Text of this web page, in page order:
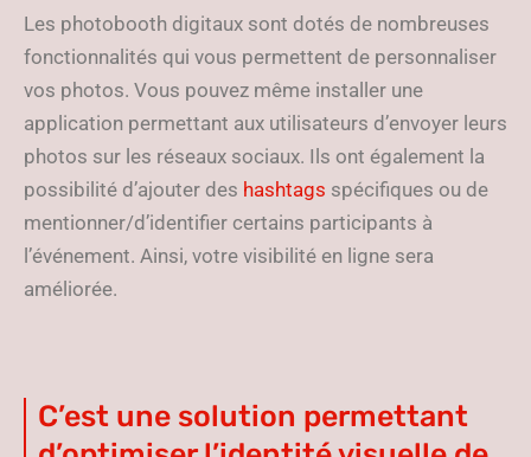
Les photobooth digitaux sont dotés de nombreuses
fonctionnalités qui vous permettent de personnaliser
vos photos. Vous pouvez même installer une
application permettant aux utilisateurs d’envoyer leurs
photos sur les réseaux sociaux. Ils ont également la
possibilité d’ajouter des hashtags spécifiques ou de
mentionner/d’identifier certains participants à
l’événement. Ainsi, votre visibilité en ligne sera
améliorée.
C’est une solution permettant